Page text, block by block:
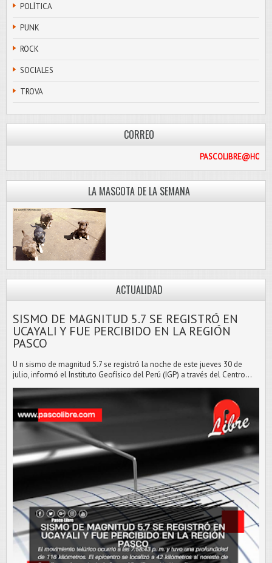
POLÍTICA
PUNK
ROCK
SOCIALES
TROVA
CORREO
LA MASCOTA DE LA SEMANA
ACTUALIDAD
SISMO DE MAGNITUD 5.7 SE REGISTRÓ EN
UCAYALI Y FUE PERCIBIDO EN LA REGIÓN
PASCO
U n sismo de magnitud 5.7 se registró la noche de este jueves 30 de
julio, informó el Instituto Geofísico del Perú (IGP) a través del Centro...